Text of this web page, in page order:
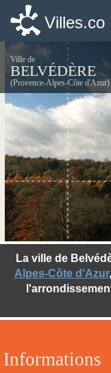
Villes.co
Ville de
BELVÉDÈRE
(Provence-Alpes-Côte d'Azur)
Informations
La ville de
Alpes-Côte d'Azur
Villes.co